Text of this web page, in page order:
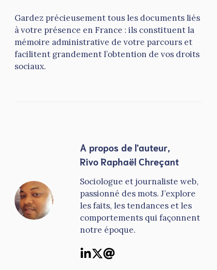
Gardez précieusement tous les documents liés
à votre présence en France : ils constituent la
mémoire administrative de votre parcours et
facilitent grandement l’obtention de vos droits
sociaux.
A propos de l'auteur,
Rivo Raphaël Chreçant
Sociologue et journaliste web,
passionné des mots. J’explore
les faits, les tendances et les
comportements qui façonnent
notre époque.